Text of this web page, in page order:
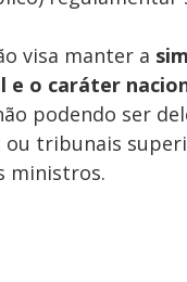
V
i
d
visa manter a
e o caráter
podendo ser
tribunais
ministros.